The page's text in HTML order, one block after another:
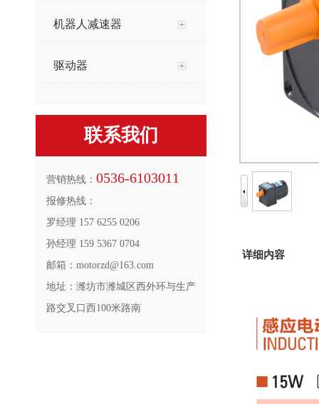
机器人减速器
驱动器
联系我们
营销热线： 0536-6103011
报修热线：
罗经理 157 6255 0206
孙经理 159 5367 0704
邮箱：motorzd@163.com
地址：潍坊市潍城区西外环与生产
路交叉口西100米路南
详细内容